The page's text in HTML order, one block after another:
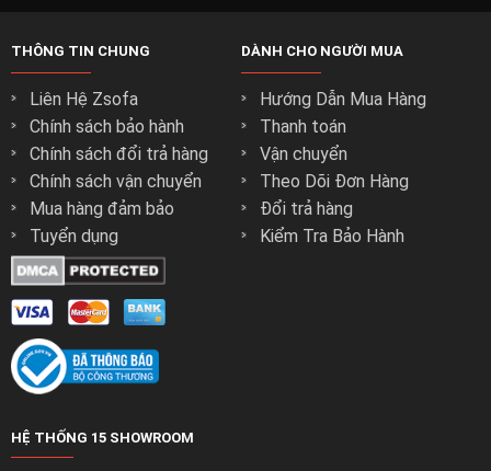
THÔNG TIN CHUNG
Liên Hệ Zsofa
Chính sách bảo hành
Chính sách đổi trả hàng
Chính sách vận chuyển
Mua hàng đảm bảo
Tuyển dụng
DÀNH CHO NGƯỜI MUA
Hướng Dẫn Mua Hàng
Thanh toán
Vận chuyển
Theo Dõi Đơn Hàng
Đổi trả hàng
Kiểm Tra Bảo Hành
HỆ THỐNG 15 SHOWROOM